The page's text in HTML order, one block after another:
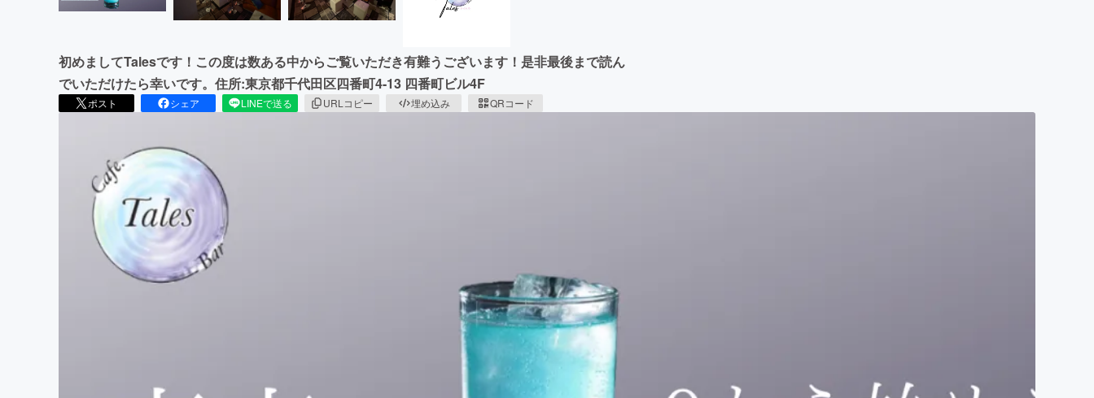
初めましてTalesです！この度は数ある中からご覧いただき有難うございます！是非最後まで読ん
でいただけたら幸いです。住所:東京都千代田区四番町4-13 四番町ビル4F
ポスト シェア LINEで送る URLコピー 埋め込み QRコード